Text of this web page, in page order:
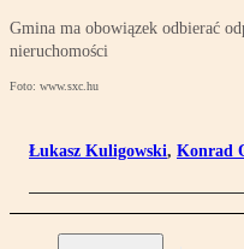
Gmina ma obowiązek odbierać
nieruchomości
Foto: www.sxc.hu
Łukasz Kuligowski, Konrad